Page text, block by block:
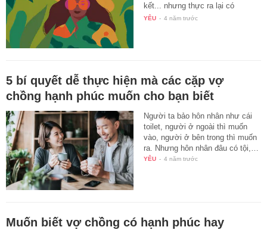
kết... nhưng thực ra lại có
những…
YÊU - 4 năm trước
5 bí quyết dễ thực hiện mà các cặp vợ
chồng hạnh phúc muốn cho bạn biết
Người ta bảo hôn nhân như cái
toilet, người ở ngoài thì muốn
vào, người ở bên trong thì muốn
ra. Nhưng hôn nhân đâu có tội,…
YÊU - 4 năm trước
Muốn biết vợ chồng có hạnh phúc hay